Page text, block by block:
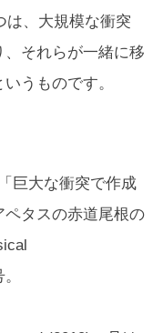
は、大規模な衝突
それらが一緒に移
うものです。
巨大な衝突で作成
ペタスの赤道尾根の